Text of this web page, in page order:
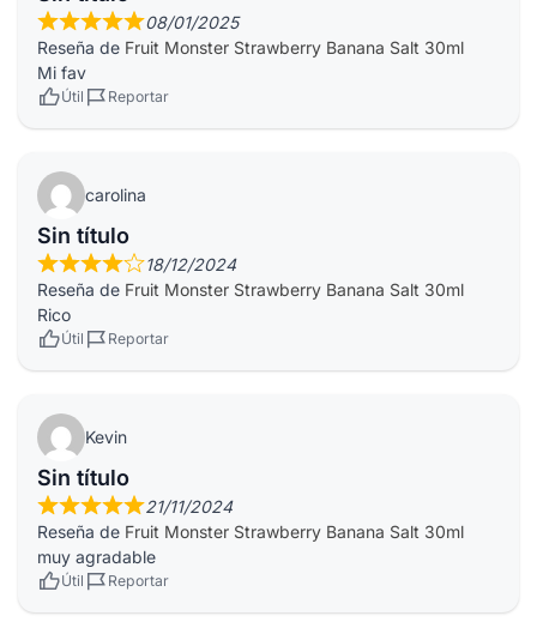
08/01/2025
Reseña de Fruit Monster Strawberry Banana Salt 30ml
Mi fav
Útil Reportar
carolina
Sin título
18/12/2024
Reseña de Fruit Monster Strawberry Banana Salt 30ml
Rico
Útil Reportar
Kevin
Sin título
21/11/2024
Reseña de Fruit Monster Strawberry Banana Salt 30ml
muy agradable
Útil Reportar